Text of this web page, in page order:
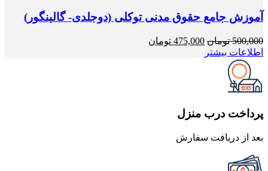
آموزش جامع حقوق مدنی توکلی (دوجلدی- گالینگور)
500,000 تومان قیمت
475,000 تومان
اطلاعات بیشتر
پرداخت درب منزل
بعد از دریافت سفارش